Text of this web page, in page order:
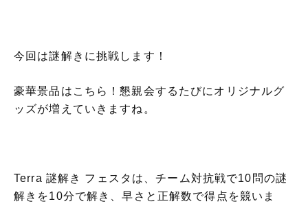
今回は謎解きに挑戦します！
豪華景品はこちら！懇親会するたびにオリジナルグ
ッズが増えていきますね。
Terra 謎解き フェスタは、チーム対抗戦で10問の謎
解きを10分で解き、早さと正解数で得点を競いま